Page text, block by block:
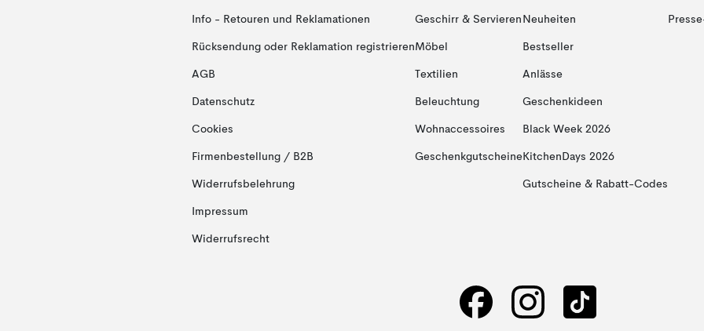
Info - Retouren und Reklamationen
Rücksendung oder Reklamation registrieren
AGB
Datenschutz
Cookies
Firmenbestellung / B2B
Widerrufsbelehrung
Impressum
Widerrufsrecht
Geschirr & Servieren
Möbel
Textilien
Beleuchtung
Wohnaccessoires
Geschenkgutscheine
Neuheiten
Bestseller
Anlässe
Geschenkideen
Black Week 2026
KitchenDays 2026
Gutscheine & Rabatt-Codes